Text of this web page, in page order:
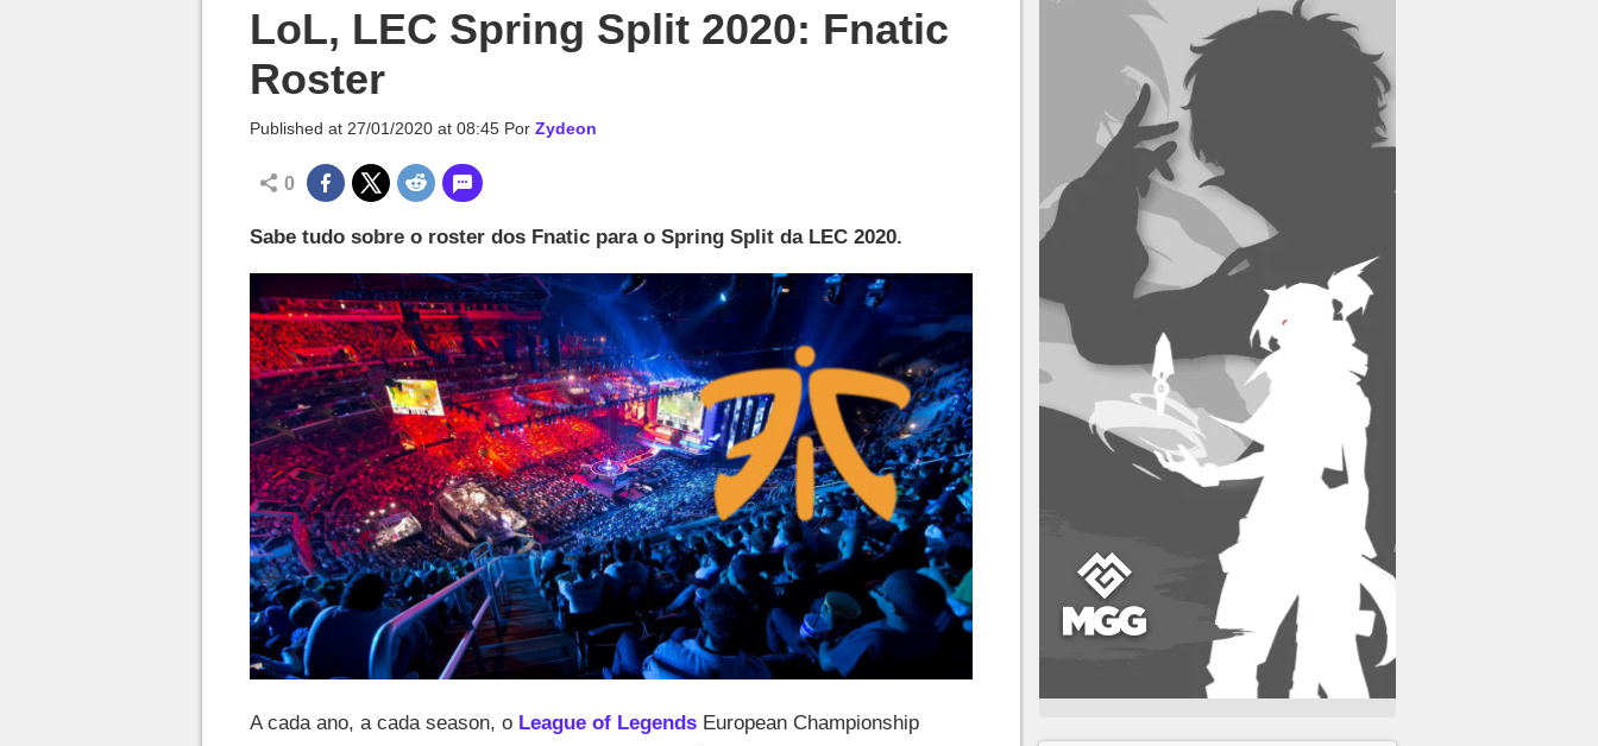
LoL, LEC Spring Split 2020: Fnatic
Roster
Published at 27/01/2020 at 08:45 Por Zydeon
0
Sabe tudo sobre o roster dos Fnatic para o Spring Split da LEC 2020.
A cada ano, a cada season, o League of Legends European Championship